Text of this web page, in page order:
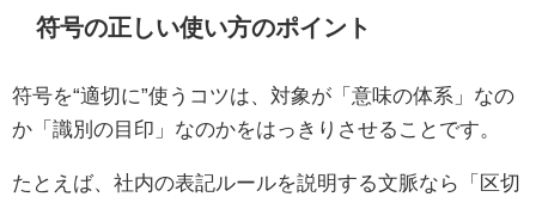
符号の正しい使い方のポイント
符号を“適切に”使うコツは、対象が「意味の体系」なの
か「識別の目印」なのかをはっきりさせることです。
たとえば、社内の表記ルールを説明する文脈なら「区切